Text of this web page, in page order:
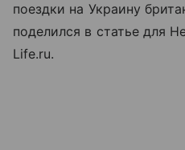
поездки на Украину
поделился в статье для
Life.ru.